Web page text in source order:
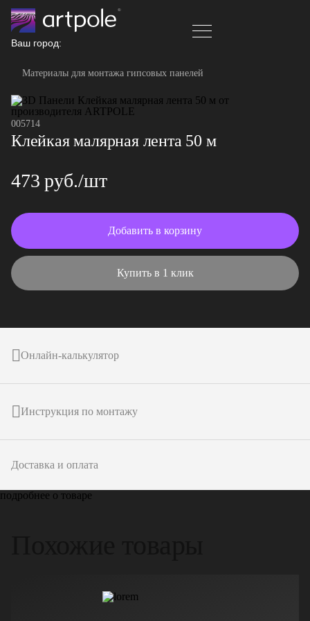
Ваш город:
Материалы для монтажа гипсовых панелей
005714
Клейкая малярная лента 50 м
473 руб./шт
Добавить в корзину
Купить в 1 клик
Онлайн-калькулятор
Инструкция по монтажу
Доставка и оплата
подробнее о товаре